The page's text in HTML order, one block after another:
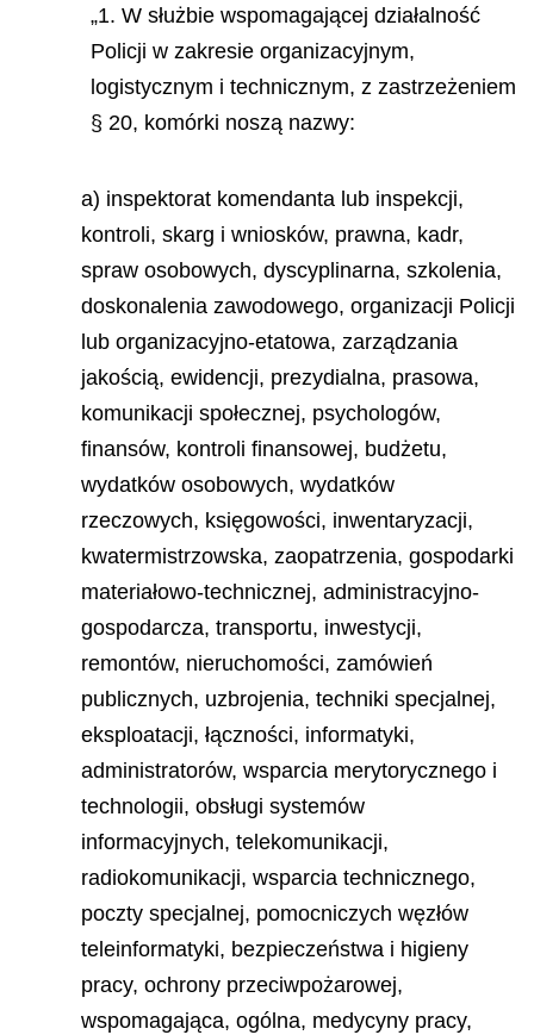
„1. W służbie wspomagającej działalność
Policji w zakresie organizacyjnym,
logistycznym i technicznym, z zastrzeżeniem
§ 20, komórki noszą nazwy:
a) inspektorat komendanta lub inspekcji,
kontroli, skarg i wniosków, prawna, kadr,
spraw osobowych, dyscyplinarna, szkolenia,
doskonalenia zawodowego, organizacji Policji
lub organizacyjno-etatowa, zarządzania
jakością, ewidencji, prezydialna, prasowa,
komunikacji społecznej, psychologów,
finansów, kontroli finansowej, budżetu,
wydatków osobowych, wydatków
rzeczowych, księgowości, inwentaryzacji,
kwatermistrzowska, zaopatrzenia, gospodarki
materiałowo-technicznej, administracyjno-
gospodarcza, transportu, inwestycji,
remontów, nieruchomości, zamówień
publicznych, uzbrojenia, techniki specjalnej,
eksploatacji, łączności, informatyki,
administratorów, wsparcia merytorycznego i
technologii, obsługi systemów
informacyjnych, telekomunikacji,
radiokomunikacji, wsparcia technicznego,
poczty specjalnej, pomocniczych węzłów
teleinformatyki, bezpieczeństwa i higieny
pracy, ochrony przeciwpożarowej,
wspomagająca, ogólna, medycyny pracy,